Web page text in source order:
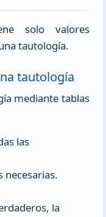
solo valores
tautología.
tautología
mediante tablas
las
necesarias.
la